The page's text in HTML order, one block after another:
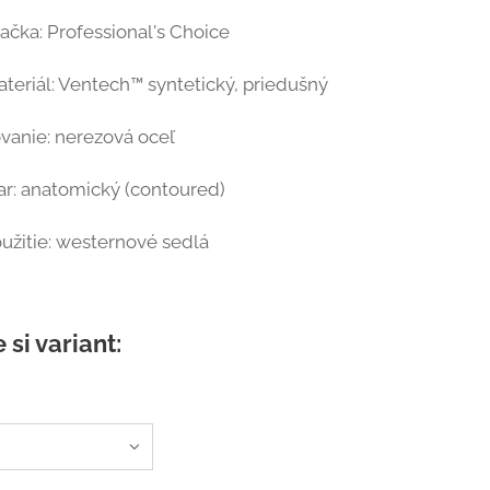
Professional's Choice
Ventech™ syntetický, priedušný
nerezová oceľ
anatomický (contoured)
westernové sedlá
si variant: